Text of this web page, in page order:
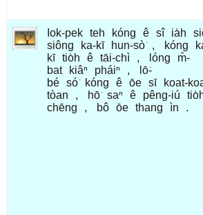
Iok-pek teh kóng ê sî ia̍h
siông
ka-kī hun-sò͘ , kóng
kī tio̍h ê tāi-chì , lóng
m̄-
bat
kiâⁿ pháiⁿ ,
lō͘-
bé só͘ kóng ê ōe sī koat-
tòan
, hō͘ saⁿ ê pêng-iú
chēng
, bô ōe thang ìn .